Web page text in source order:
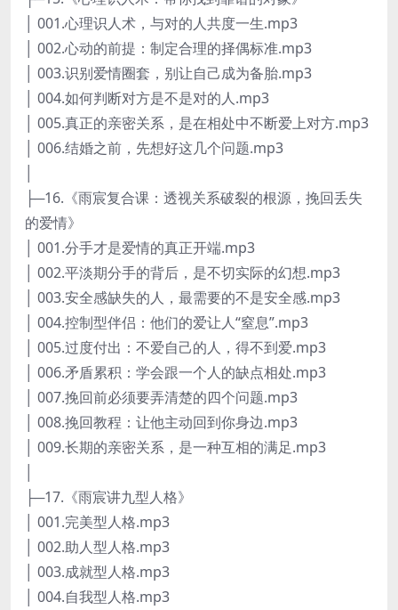
│ 001.心理识人术，与对的人共度一生.mp3
│ 002.心动的前提：制定合理的择偶标准.mp3
│ 003.识别爱情圈套，别让自己成为备胎.mp3
│ 004.如何判断对方是不是对的人.mp3
│ 005.真正的亲密关系，是在相处中不断爱上对方.mp3
│ 006.结婚之前，先想好这几个问题.mp3
├─16.《雨宸复合课：透视关系破裂的根源，挽回丢失
的爱情》
│ 001.分手才是爱情的真正开端.mp3
│ 002.平淡期分手的背后，是不切实际的幻想.mp3
│ 003.安全感缺失的人，最需要的不是安全感.mp3
│ 004.控制型伴侣：他们的爱让人“窒息”.mp3
│ 005.过度付出：不爱自己的人，得不到爱.mp3
│ 006.矛盾累积：学会跟一个人的缺点相处.mp3
│ 007.挽回前必须要弄清楚的四个问题.mp3
│ 008.挽回教程：让他主动回到你身边.mp3
│ 009.长期的亲密关系，是一种互相的满足.mp3
├─17.《雨宸讲九型人格》
│ 001.完美型人格.mp3
│ 002.助人型人格.mp3
│ 003.成就型人格.mp3
│ 004.自我型人格.mp3